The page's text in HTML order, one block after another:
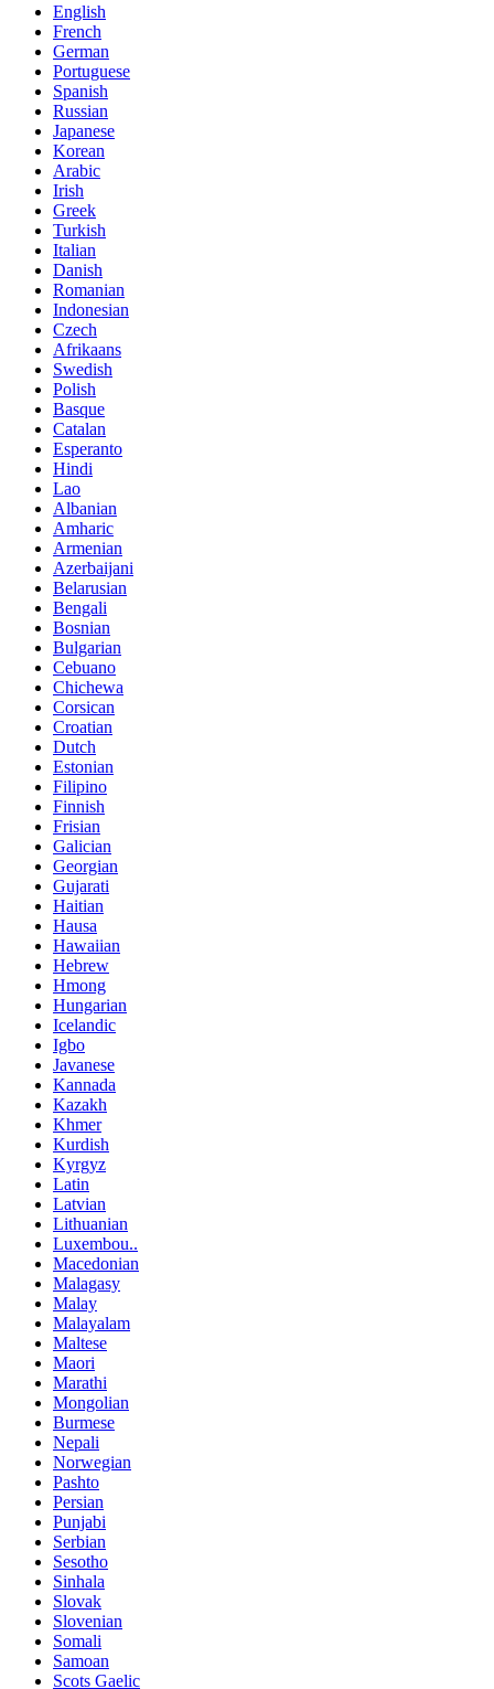
English
French
German
Portuguese
Spanish
Russian
Japanese
Korean
Arabic
Irish
Greek
Turkish
Italian
Danish
Romanian
Indonesian
Czech
Afrikaans
Swedish
Polish
Basque
Catalan
Esperanto
Hindi
Lao
Albanian
Amharic
Armenian
Azerbaijani
Belarusian
Bengali
Bosnian
Bulgarian
Cebuano
Chichewa
Corsican
Croatian
Dutch
Estonian
Filipino
Finnish
Frisian
Galician
Georgian
Gujarati
Haitian
Hausa
Hawaiian
Hebrew
Hmong
Hungarian
Icelandic
Igbo
Javanese
Kannada
Kazakh
Khmer
Kurdish
Kyrgyz
Latin
Latvian
Lithuanian
Luxembou..
Macedonian
Malagasy
Malay
Malayalam
Maltese
Maori
Marathi
Mongolian
Burmese
Nepali
Norwegian
Pashto
Persian
Punjabi
Serbian
Sesotho
Sinhala
Slovak
Slovenian
Somali
Samoan
Scots Gaelic